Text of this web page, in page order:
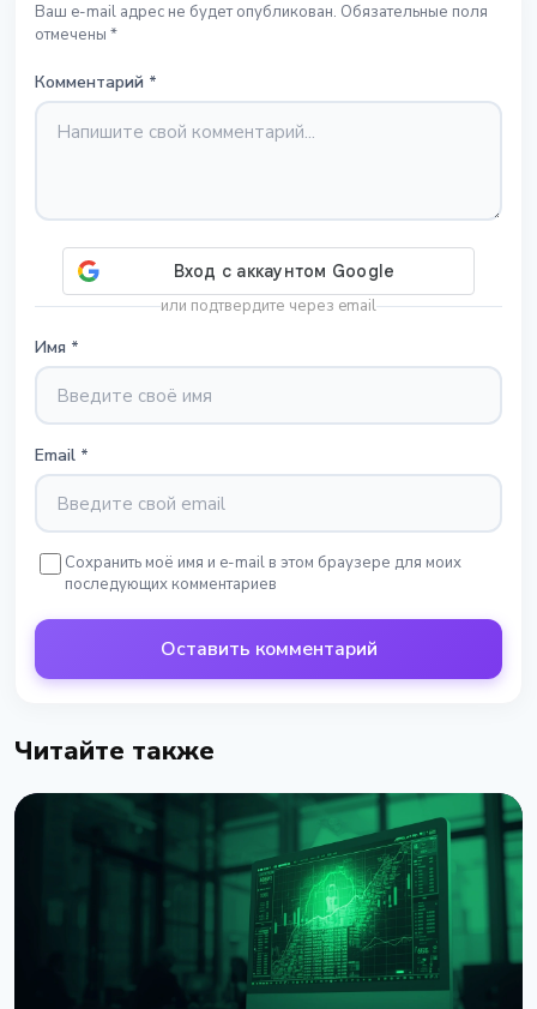
Ваш e-mail адрес не будет опубликован. Обязательные поля
отмечены *
Комментарий *
или подтвердите через email
Имя *
Email *
Сохранить моё имя и e-mail в этом браузере для моих
последующих комментариев
Оставить комментарий
Читайте также